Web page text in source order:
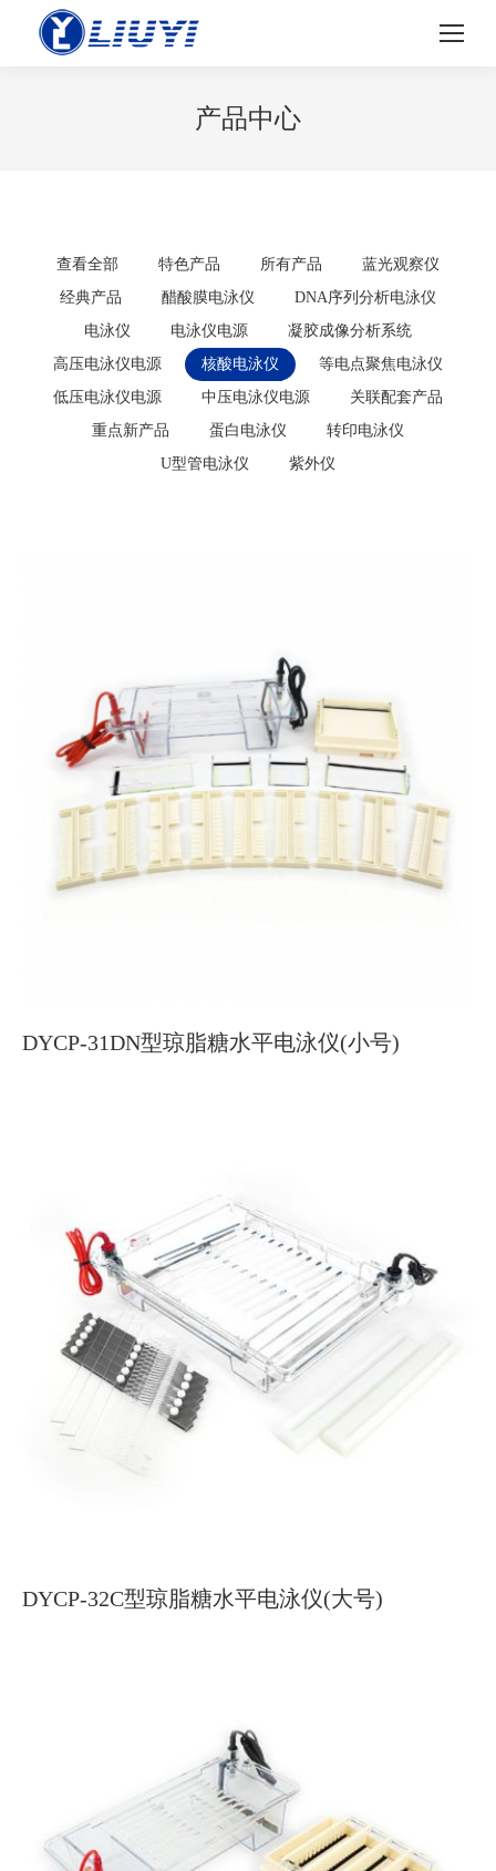
产品中心
查看全部 特色产品 所有产品
蓝光观察仪
经典产品
醋酸膜电泳仪
DNA序列分析电泳仪
电泳仪
电泳仪电源
凝胶成像分析系统
高压电泳仪电源
核酸电泳仪
等电点聚焦电泳仪
低压电泳仪电源
中压电泳仪电源
关联配套产品
重点新产品
蛋白电泳仪
转印电泳仪
U型管电泳仪
紫外仪
DYCP-31DN型琼脂糖水平电泳仪(小号)
DYCP-32C型琼脂糖水平电泳仪(大号)